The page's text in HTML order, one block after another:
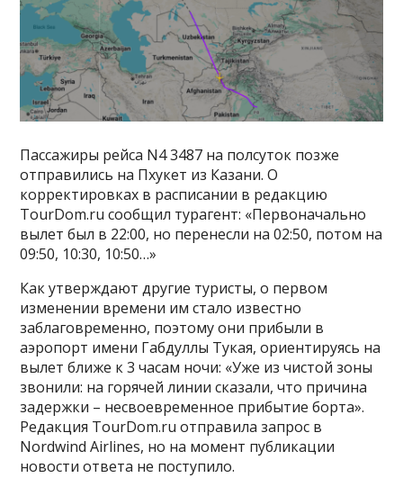
Пассажиры рейса N4 3487 на полсуток позже
отправились на Пхукет из Казани. О
корректировках в расписании в редакцию
TourDom.ru сообщил турагент: «Первоначально
вылет был в 22:00, но перенесли на 02:50, потом на
09:50, 10:30, 10:50…»
Как утверждают другие туристы, о первом
изменении времени им стало известно
заблаговременно, поэтому они прибыли в
аэропорт имени Габдуллы Тукая, ориентируясь на
вылет ближе к 3 часам ночи: «Уже из чистой зоны
звонили: на горячей линии сказали, что причина
задержки – несвоевременное прибытие борта».
Редакция TourDom.ru отправила запрос в
Nordwind Airlines, но на момент публикации
новости ответа не поступило.